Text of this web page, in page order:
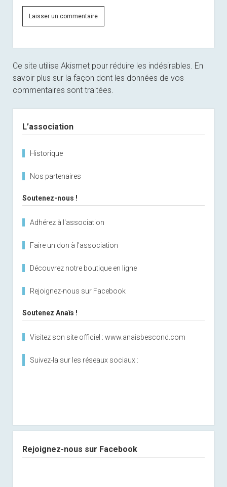
Ce site utilise Akismet pour réduire les indésirables. En
savoir plus sur la façon dont les données de vos
commentaires sont traitées.
L’association
Historique
Nos partenaires
Soutenez-nous !
Adhérez à l'association
Faire un don à l'association
Découvrez notre boutique en ligne
Rejoignez-nous sur Facebook
Soutenez Anaïs !
Visitez son site officiel : www.anaisbescond.com
Suivez-la sur les réseaux sociaux :
Rejoignez-nous sur Facebook